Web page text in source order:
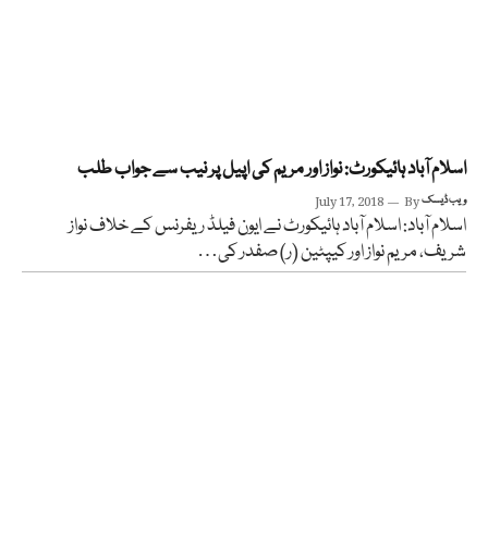
اسلام آباد ہائیکورٹ: نواز اور مریم کی اپیل پر نیب سے جواب طلب
July 17, 2018 Byویب ڈیسک
اسلام آباد: اسلام آباد ہائیکورٹ نے ایون فیلڈ ریفرنس کے خلاف نواز
شریف، مریم نواز اور کیپٹین (ر) صفدر کی…